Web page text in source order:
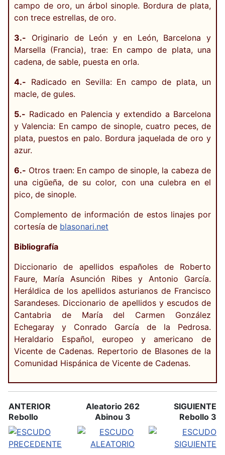
campo de oro, un árbol sinople. Bordura de plata,
con trece estrellas, de oro.
3.- Originario de León y en León, Barcelona y
Marsella (Francia), trae: En campo de plata, una
cadena, de sable, puesta en orla.
4.- Radicado en Sevilla: En campo de plata, un
macle, de gules.
5.- Radicado en Palencia y extendido a Barcelona
y Valencia: En campo de sinople, cuatro peces, de
plata, puestos en palo. Bordura jaquelada de oro y
azur.
6.- Otros traen: En campo de sinople, la cabeza de
una cigüeña, de su color, con una culebra en el
pico, de sinople.
Complemento de información de estos linajes por
cortesía de blasonari.net
Bibliografía
Diccionario de apellidos españoles de Roberto
Faure, María Asunción Ribes y Antonio García.
Heráldica de los apellidos asturianos de Francisco
Sarandeses. Diccionario de apellidos y escudos de
Cantabria de María del Carmen González
Echegaray y Conrado García de la Pedrosa.
Heraldario Español, europeo y americano de
Vicente de Cadenas. Repertorio de Blasones de la
Comunidad Hispánica de Vicente de Cadenas.
ANTERIOR
Rebollo
Aleatorio 262
Abinou 3
SIGUIENTE
Rebollo 3